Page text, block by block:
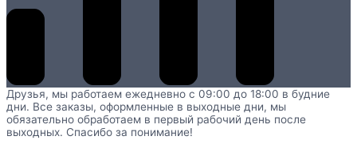
Друзья, мы работаем ежедневно с 09:00 до 18:00 в будние
дни. Все заказы, оформленные в выходные дни, мы
обязательно обработаем в первый рабочий день после
выходных. Спасибо за понимание!